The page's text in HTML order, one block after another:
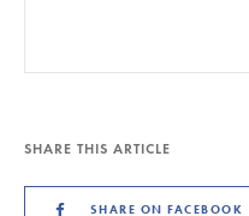
SHARE THIS ARTICLE
SHARE ON FACEBOOK